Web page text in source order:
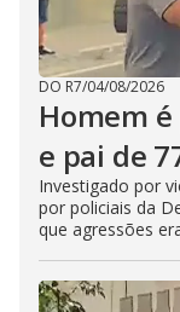
DO R7/04/08/2026
Homem
e pai de
Investigado por
por policiais da
que agressões